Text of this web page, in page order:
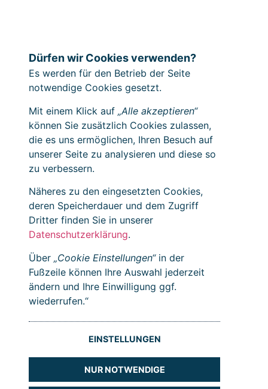
Dürfen wir Cookies verwenden?
Es werden für den Betrieb der Seite
notwendige Cookies gesetzt.
Mit einem Klick auf „Alle akzeptieren“
können Sie zusätzlich Cookies zulassen,
die es uns ermöglichen, Ihren Besuch auf
unserer Seite zu analysieren und diese so
zu verbessern.
Näheres zu den eingesetzten Cookies,
deren Speicherdauer und dem Zugriff
Dritter finden Sie in unserer
Datenschutzerklärung.
Über „Cookie Einstellungen“in der
Fußzeile können Ihre Auswahl jederzeit
ändern und Ihre Einwilligung ggf.
wiederrufen.“
EINSTELLUNGEN
NUR NOTWENDIGE